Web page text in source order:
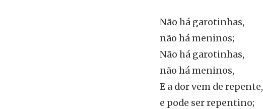
Não há garotinhas,
não há meninos;
Não há garotinhas,
não há meninos,
E a dor vem de repente,
e pode ser repentino;